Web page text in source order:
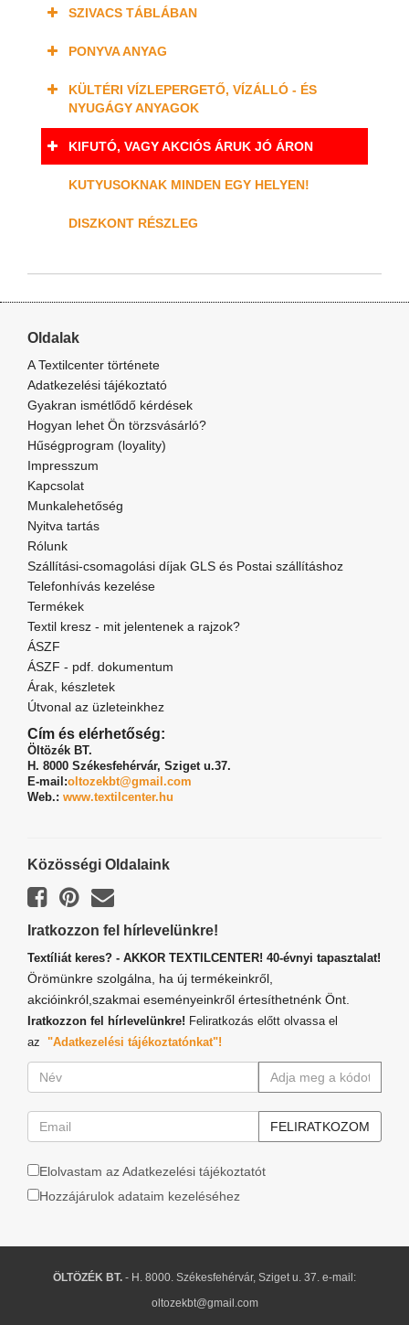
SZIVACS TÁBLÁBAN
PONYVA ANYAG
KÜLTÉRI VÍZLEPERGETŐ, VÍZÁLLÓ - ÉS
NYUGÁGY ANYAGOK
KIFUTÓ, VAGY AKCIÓS ÁRUK JÓ ÁRON
KUTYUSOKNAK MINDEN EGY HELYEN!
DISZKONT RÉSZLEG
Oldalak
A Textilcenter története
Adatkezelési tájékoztató
Gyakran ismétlődő kérdések
Hogyan lehet Ön törzsvásárló?
Hűségprogram (loyality)
Impresszum
Kapcsolat
Munkalehetőség
Nyitva tartás
Rólunk
Szállítási-csomagolási díjak GLS és Postai szállításhoz
Telefonhívás kezelése
Termékek
Textil kresz - mit jelentenek a rajzok?
ÁSZF
ÁSZF - pdf. dokumentum
Árak, készletek
Útvonal az üzleteinkhez
Cím és elérhetőség:
Öltözék BT.
H. 8000 Székesfehérvár, Sziget u.37.
E-mail:oltozekbt@gmail.com
Web.: www.textilcenter.hu
Közösségi Oldalaink
Iratkozzon fel hírlevelünkre!
Textíliát keres? - AKKOR TEXTILCENTER! 40-évnyi tapasztalat!
Örömünkre szolgálna, ha új termékeinkről,
akcióinkról,szakmai eseményeinkről értesíthetnénk Önt.
Iratkozzon fel hírlevelünkre! Feliratkozás előtt olvassa el
az "Adatkezelési tájékoztatónkat"!
Elolvastam az Adatkezelési tájékoztatót
Hozzájárulok adataim kezeléséhez
ÖLTÖZÉK BT. - H. 8000. Székesfehérvár, Sziget u. 37. e-mail:
oltozekbt@gmail.com